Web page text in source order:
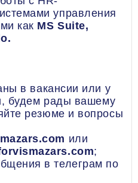
управления
как MS Suite,
в вакансии или у
будем рады вашему
резюме и вопросы
или
;
в телеграм по